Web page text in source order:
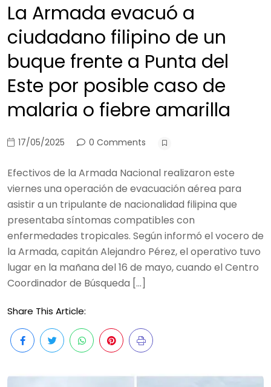
La Armada evacuó a
ciudadano filipino de un
buque frente a Punta del
Este por posible caso de
malaria o fiebre amarilla
17/05/2025 0 Comments
Efectivos de la Armada Nacional realizaron este
viernes una operación de evacuación aérea para
asistir a un tripulante de nacionalidad filipina que
presentaba síntomas compatibles con
enfermedades tropicales. Según informó el vocero de
la Armada, capitán Alejandro Pérez, el operativo tuvo
lugar en la mañana del 16 de mayo, cuando el Centro
Coordinador de Búsqueda […]
Share This Article: